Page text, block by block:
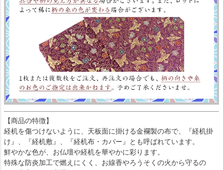
【商品の特徴】
経机を傷つけないように、天板面に掛ける金襴製の布で、『経机掛
け』、『経机敷』、『経机布・カバー』とも呼ばれています。
鮮やかな色が、お仏壇や経机を華やかに彩ります。
特殊な防炎加工で燃えにくく、お線香やろうそくの火から守るの